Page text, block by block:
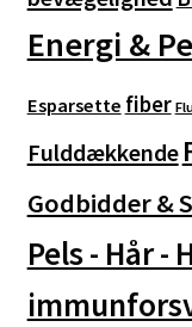
Energi &
Esparsette fiber
Fulddækkende
Godbidder &
Pels - Hår -